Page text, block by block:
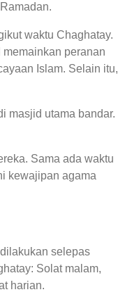
waktu Chaghatay.
peranan
Islam. Selain itu,
masjid utama bandar.
Sama ada waktu
kewajipan agama
selepas
Solat malam,
harian.